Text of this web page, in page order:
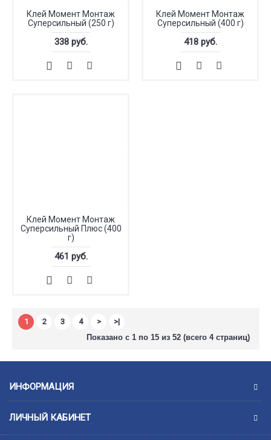
Клей Момент Монтаж
Суперсильный (250 г)
338 руб.
Клей Момент Монтаж
Суперсильный (400 г)
418 руб.
Клей Момент Монтаж
Суперсильный Плюс (400
г)
461 руб.
1 2 3 4 >
>|
Показано с 1 по 15 из 52 (всего 4 страниц)
ИНФОРМАЦИЯ
ЛИЧНЫЙ КАБИНЕТ